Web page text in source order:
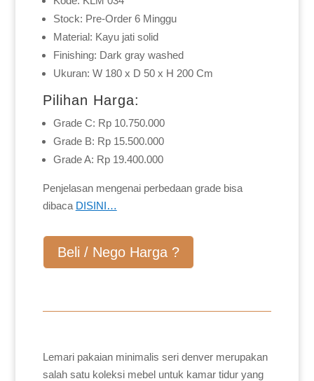
Stock: Pre-Order 6 Minggu
Material: Kayu jati solid
Finishing: Dark gray washed
Ukuran: W 180 x D 50 x H 200 Cm
Pilihan Harga:
Grade C: Rp 10.750.000
Grade B: Rp 15.500.000
Grade A: Rp 19.400.000
Penjelasan mengenai perbedaan grade bisa
dibaca DISINI…
Beli / Nego Harga ?
Lemari pakaian minimalis seri denver merupakan
salah satu koleksi mebel untuk kamar tidur yang